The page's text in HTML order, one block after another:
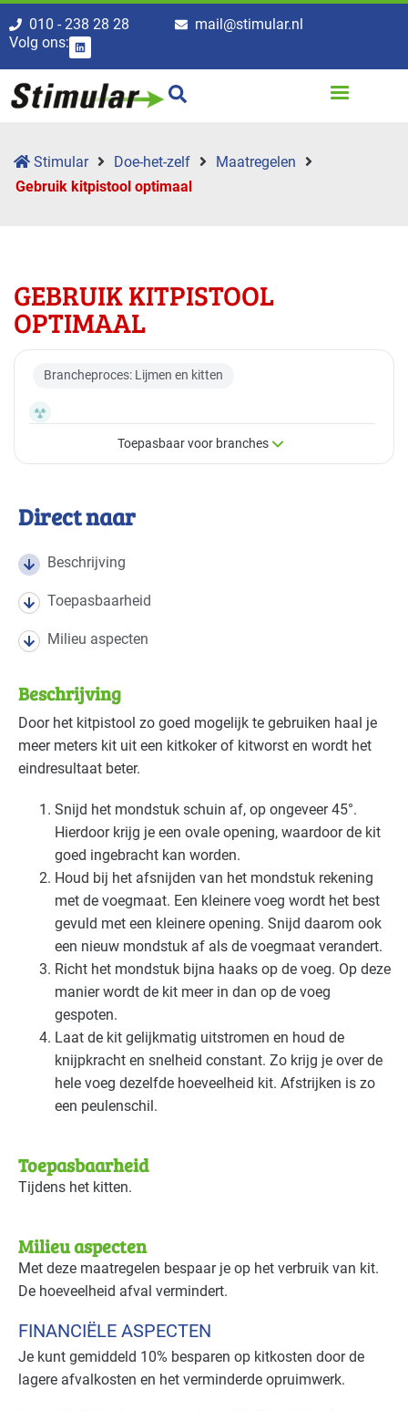
010 - 238 28 28
mail@stimular.nl
Volg ons:
Stimular Doe-het-zelf
Maatregelen
Gebruik kitpistool optimaal
GEBRUIK KITPISTOOL
OPTIMAAL
Brancheproces: Lijmen en kitten
Toepasbaar voor branches
Toepasbaar voor branches
branches
Bouw - bouw/infra
Bouw - gemeentewerven
Bouw - schilders en onderhoud
Industrie - hout en meubel Basis
Direct naar
Beschrijving
Toepasbaarheid
Milieu aspecten
Beschrijving
Door het kitpistool zo goed mogelijk te gebruiken haal je
meer meters kit uit een kitkoker of kitworst en wordt het
eindresultaat beter.
Snijd het mondstuk schuin af, op ongeveer 45°.
Hierdoor krijg je een ovale opening, waardoor de kit
goed ingebracht kan worden.
Houd bij het afsnijden van het mondstuk rekening
met de voegmaat. Een kleinere voeg wordt het best
gevuld met een kleinere opening. Snijd daarom ook
een nieuw mondstuk af als de voegmaat verandert.
Richt het mondstuk bijna haaks op de voeg. Op deze
manier wordt de kit meer in dan op de voeg
gespoten.
Laat de kit gelijkmatig uitstromen en houd de
knijpkracht en snelheid constant. Zo krijg je over de
hele voeg dezelfde hoeveelheid kit. Afstrijken is zo
een peulenschil.
Toepasbaarheid
Tijdens het kitten.
Milieu aspecten
Met deze maatregelen bespaar je op het verbruik van kit.
De hoeveelheid afval vermindert.
FINANCIËLE ASPECTEN
Je kunt gemiddeld 10% besparen op kitkosten door de
lagere afvalkosten en het verminderde opruimwerk.